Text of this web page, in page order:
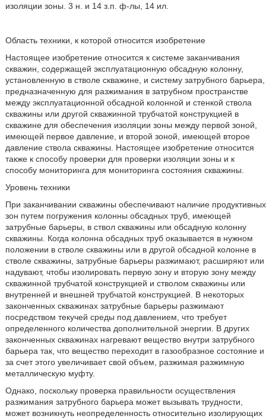
изоляции зоны. 3 н. и 14 з.п. ф-лы, 14 ил.
Область техники, к которой относится изобретение
Настоящее изобретение относится к системе заканчивания
скважин, содержащей эксплуатационную обсадную колонну,
установленную в стволе скважине, и систему затрубного барьера,
предназначенную для разжимания в затрубном пространстве
между эксплуатационной обсадной колонной и стенкой ствола
скважины или другой скважинной трубчатой конструкцией в
скважине для обеспечения изоляции зоны между первой зоной,
имеющей первое давление, и второй зоной, имеющей второе
давление ствола скважины. Настоящее изобретение относится
также к способу проверки для проверки изоляции зоны и к
способу мониторинга для мониторинга состояния скважины.
Уровень техники
При заканчивании скважины обеспечивают наличие продуктивных
зон путем погружения колонны обсадных труб, имеющей
затрубные барьеры, в ствол скважины или обсадную колонну
скважины. Когда колонна обсадных труб оказывается в нужном
положении в стволе скважины или в другой обсадной колонне в
стволе скважины, затрубные барьеры разжимают, расширяют или
надувают, чтобы изолировать первую зону и вторую зону между
скважинной трубчатой конструкцией и стволом скважины или
внутренней и внешней трубчатой конструкцией. В некоторых
законченных скважинах затрубные барьеры разжимают
посредством текучей среды под давлением, что требует
определенного количества дополнительной энергии. В других
законченных скважинах нагревают вещество внутри затрубного
барьера так, что вещество переходит в газообразное состояние и
за счет этого увеличивает свой объем, разжимая разжимную
металлическую муфту.
Однако, поскольку проверка правильности осуществления
разжимания затрубного барьера может вызывать трудности,
может возникнуть неопределенность относительно изолирующих